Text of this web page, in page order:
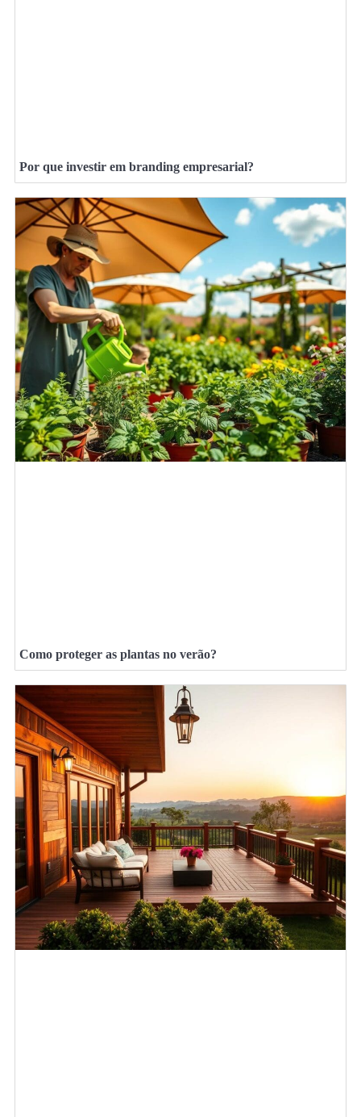
Por que investir em branding empresarial?
Como proteger as plantas no verão?